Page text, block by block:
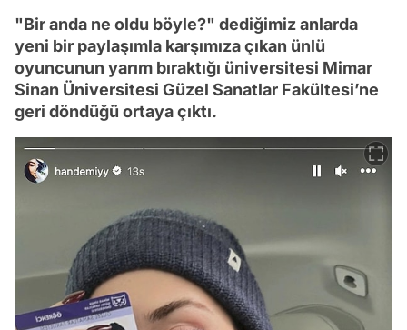
"Bir anda ne oldu böyle?" dediğimiz anlarda
yeni bir paylaşımla karşımıza çıkan ünlü
oyuncunun yarım bıraktığı üniversitesi Mimar
Sinan Üniversitesi Güzel Sanatlar Fakültesi’ne
geri döndüğü ortaya çıktı.